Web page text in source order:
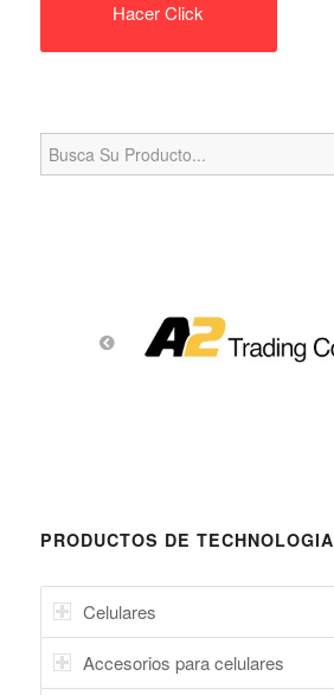
Hacer Click
Search
for:
PRODUCTOS DE TECHNOLOGIA
Celulares
Accesorios para celulares